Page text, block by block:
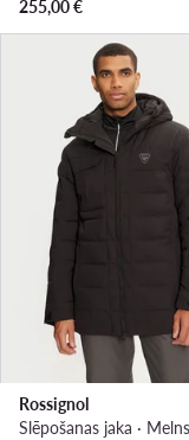
255,00€
Rossignol
Slēpošanas jaka · Melns